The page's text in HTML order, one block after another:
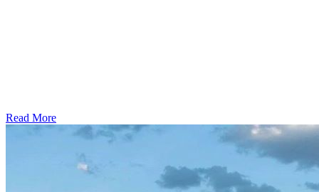
Read More